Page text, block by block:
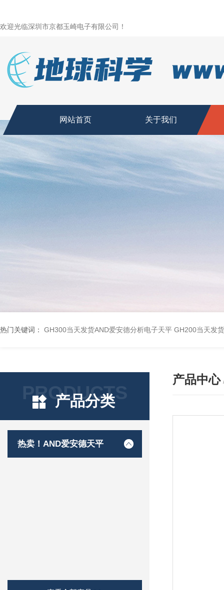
欢迎光临深圳市京都玉崎电子有限公司！
网站首页 关于我们
热门关键词： GH300当天发货AND爱安德分析电子天平 GH200当天发
PRODUCTS
产品分类
热卖！AND爱安德天平
产品中心